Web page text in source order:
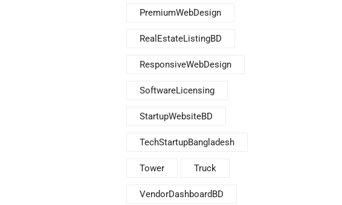
PremiumWebDesign
RealEstateListingBD
ResponsiveWebDesign
SoftwareLicensing
StartupWebsiteBD
TechStartupBangladesh
Tower Truck
VendorDashboardBD